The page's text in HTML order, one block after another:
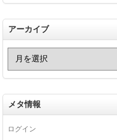
アーカイブ
メタ情報
ログイン